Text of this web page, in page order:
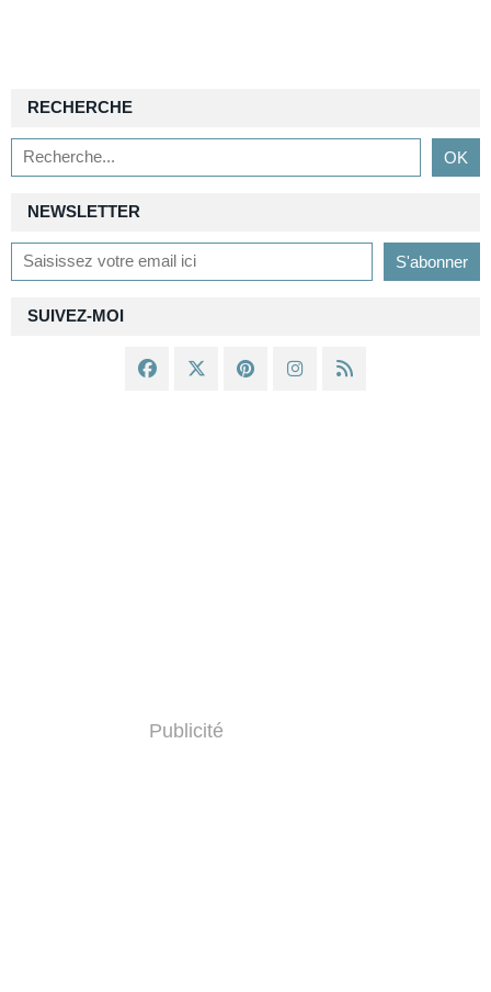
NEWSLETTER
SUIVEZ-MOI
RECHERCHE
Publicité